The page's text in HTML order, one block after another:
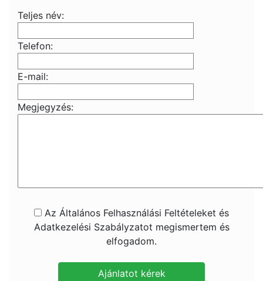
Teljes név:
Telefon:
E-mail:
Megjegyzés:
Az Általános Felhasználási Feltételeket és
Adatkezelési Szabályzatot megismertem és
elfogadom.